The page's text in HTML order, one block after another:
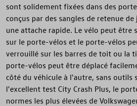
sont solidement fixées dans des
conçus par des sangles de retenue
une attache rapide. Le vélo peut être
sur le porte-vélos et le porte-vélos
verrouillé sur les barres de toit ou la
porte-vélos peut être déplacé
côté du véhicule à l'autre, sans outils
l'excellent test City Crash Plus, le
normes les plus élevées de